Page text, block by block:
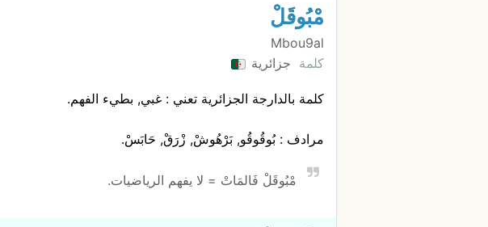
مْبُوقَلْ
Mbou9al
كلمة جزائرية
كلمة بالدارجة الجزائرية تعني : غبي, بطيء الفهم.
مرادف : بُوقُوقُو, بَرْهُوشْ, زْرَقْ, حَابَسْ.
مْبُوقَلْ فَالمَاتْ = لا يفهم الرياضيات.